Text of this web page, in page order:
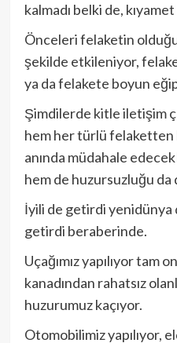
kalmadı belki de,
Önceleri felaketin
şekilde etkileniyor,
ya da felakete boyun
Şimdilerde kitle iletişim
hem her türlü felaketten
anında müdahale
hem de huzursuzluğu da
İyili de getirdi yenidünya
getirdi beraberinde.
Uçağımız yapılıyor tam
kanadından rahatsız
huzurumuz kaçıyor.
Otomobilimiz yapılıyor,